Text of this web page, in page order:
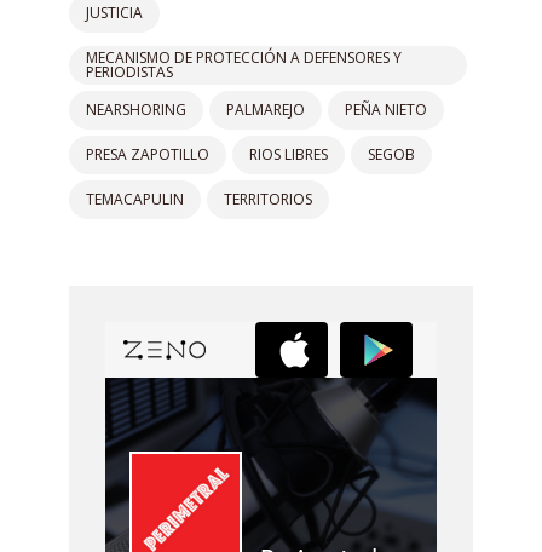
JUSTICIA
MECANISMO DE PROTECCIÓN A DEFENSORES Y
PERIODISTAS
NEARSHORING
PALMAREJO PEÑA NIETO
PRESA ZAPOTILLO RIOS LIBRES SEGOB
TEMACAPULIN TERRITORIOS